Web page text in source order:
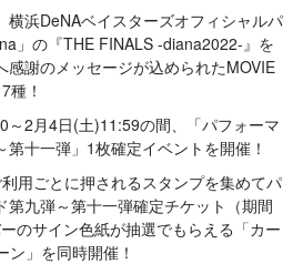
横浜DeNAベイスターズオフィシャルパ
」の『THE FINALS -diana2022-』を
感謝のメッセージが込められたMOVIE
種！
～2月4日(土)11:59の間、「パフォーマ
十一弾」1枚確定イベントを開催！
用ごとに押されるスタンプを集めてパ
第九弾～第十一弾確定チケット（期間
のサイン色紙が抽選でもらえる「カー
ン」を同時開催！